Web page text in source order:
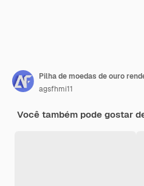
Pilha de moedas de ouro
agsfhmi11
Você também pode gostar